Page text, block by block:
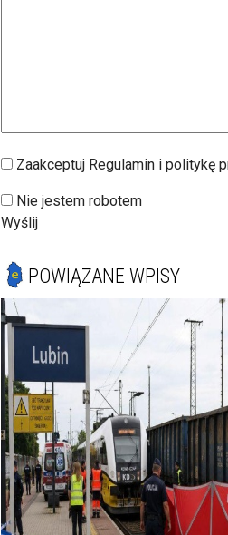
Zaakceptuj Regulamin i politykę
Nie jestem robotem
Wyślij
POWIĄZANE WPISY